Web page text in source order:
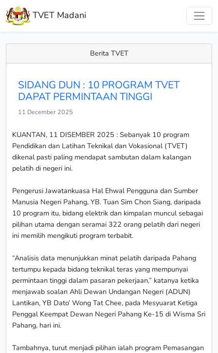
TVET Madani
Berita TVET
SIDANG DUN : 10 PROGRAM TVET
DAPAT PERMINTAAN TINGGI
11 December 2025
KUANTAN, 11 DISEMBER 2025 : Sebanyak 10 program
Pendidikan dan Latihan Teknikal dan Vokasional (TVET)
dikenal pasti paling mendapat sambutan dalam kalangan
pelatih di negeri ini.
Pengerusi Jawatankuasa Hal Ehwal Pengguna dan Sumber
Manusia Negeri Pahang, YB. Tuan Sim Chon Siang, daripada
10 program itu, bidang elektrik dan kimpalan muncul sebagai
pilihan utama dengan seramai 322 orang pelatih dari negeri
ini memilih mengikuti program terbabit.
“Analisis data menunjukkan minat pelatih daripada Pahang
tertumpu kepada bidang teknikal teras yang mempunyai
permintaan tinggi dalam pasaran pekerjaan,” katanya ketika
menjawab soalan Ahli Dewan Undangan Negeri (ADUN)
Lantikan, YB Dato’ Wong Tat Chee, pada Mesyuarat Ketiga
Penggal Keempat Dewan Negeri Pahang Ke-15 di Wisma Sri
Pahang, hari ini.
Tambahnya, turut menjadi pilihan ialah program Pemasangan